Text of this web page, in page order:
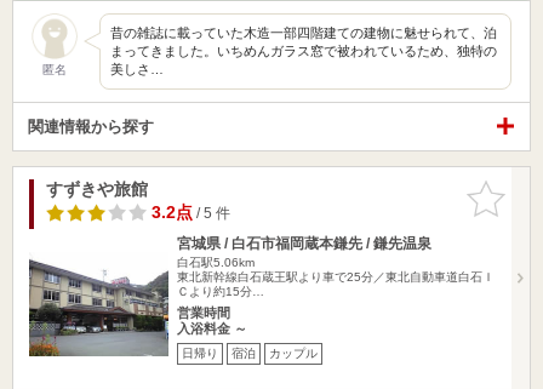
匿名
昔の雑誌に載っていた木造一部四階建ての建物に魅せられて、泊
まってきました。いちめんガラス窓で被われているため、独特の
美しさ…
関連情報から探す
お気に入
りに追加
すずきや旅館
3.2点/ 5 件
宮城県 / 白石市福岡蔵本鎌先 / 鎌先温泉
白石駅5.06km
東北新幹線白石蔵王駅より車で25分／東北自動車道白石Ｉ
Ｃより約15分…
営業時間
入浴料金 ～
日帰り 宿泊 カップル